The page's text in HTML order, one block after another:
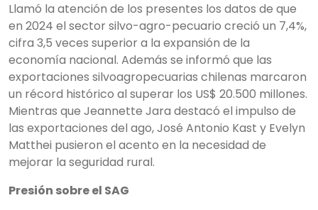
Llamó la atención de los presentes los datos de que
en 2024 el sector silvo-agro-pecuario creció un 7,4%,
cifra 3,5 veces superior a la expansión de la
economía nacional. Además se informó que las
exportaciones silvoagropecuarias chilenas marcaron
un récord histórico al superar los US$ 20.500 millones.
Mientras que Jeannette Jara destacó el impulso de
las exportaciones del ago, José Antonio Kast y Evelyn
Matthei pusieron el acento en la necesidad de
mejorar la seguridad rural.
Presión sobre el SAG